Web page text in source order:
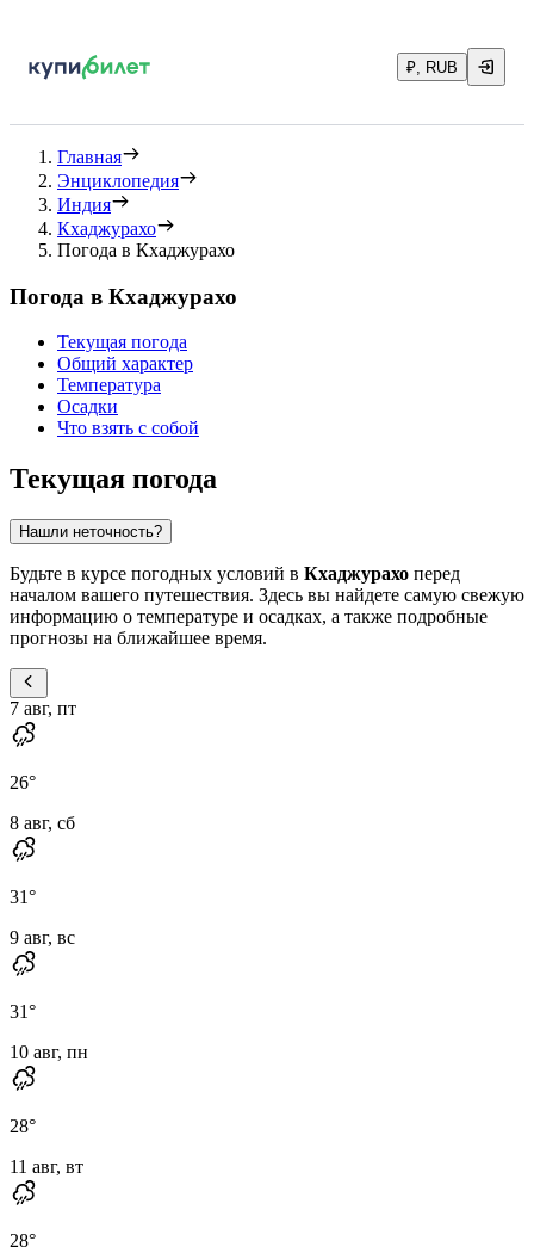
₽, RUB
Главная
Энциклопедия
Индия
Кхаджурахо
Погода в Кхаджурахо
Погода в Кхаджурахо
Текущая погода
Общий характер
Температура
Осадки
Что взять с собой
Текущая погода
Нашли неточность?
Будьте в курсе погодных условий в Кхаджурахо перед
началом вашего путешествия. Здесь вы найдете самую свежую
информацию о температуре и осадках, а также подробные
прогнозы на ближайшее время.
7 авг, пт
26°
8 авг, сб
31°
9 авг, вс
31°
10 авг, пн
28°
11 авг, вт
28°